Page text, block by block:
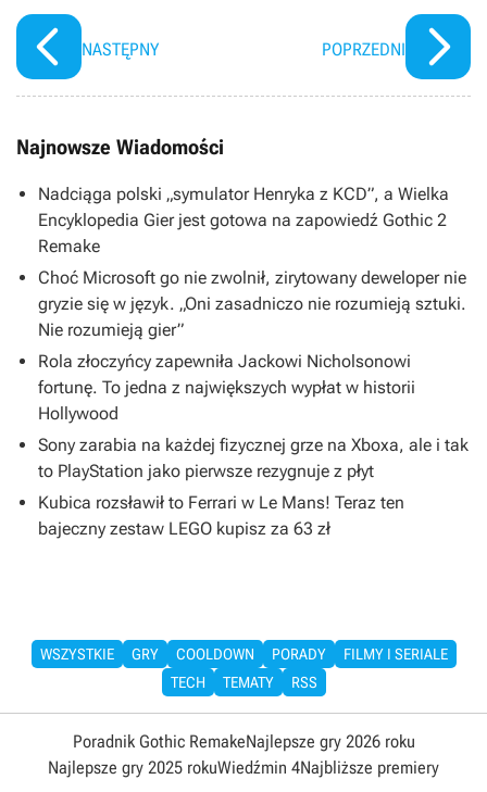
NASTĘPNY POPRZEDNI
Najnowsze Wiadomości
Nadciąga polski „symulator Henryka z KCD”, a Wielka
Encyklopedia Gier jest gotowa na zapowiedź Gothic 2
Remake
Choć Microsoft go nie zwolnił, zirytowany deweloper nie
gryzie się w język. „Oni zasadniczo nie rozumieją sztuki.
Nie rozumieją gier”
Rola złoczyńcy zapewniła Jackowi Nicholsonowi
fortunę. To jedna z największych wypłat w historii
Hollywood
Sony zarabia na każdej fizycznej grze na Xboxa, ale i tak
to PlayStation jako pierwsze rezygnuje z płyt
Kubica rozsławił to Ferrari w Le Mans! Teraz ten
bajeczny zestaw LEGO kupisz za 63 zł
WSZYSTKIE GRY COOLDOWN PORADY
FILMY I SERIALE
TECH
TEMATY RSS
Poradnik Gothic RemakeNajlepsze gry 2026 roku
Najlepsze gry 2025 rokuWiedźmin 4Najbliższe premiery